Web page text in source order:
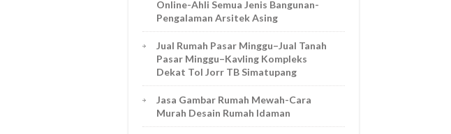
Online-Ahli Semua Jenis Bangunan-
Pengalaman Arsitek Asing
Jual Rumah Pasar Minggu–Jual Tanah
Pasar Minggu–Kavling Kompleks
Dekat Tol Jorr TB Simatupang
Jasa Gambar Rumah Mewah-Cara
Murah Desain Rumah Idaman